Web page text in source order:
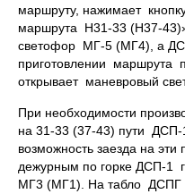
маршруту, нажимает
маршрута Н31-33 (Н37-
светофор МГ-5 (МГ4), а
приготовлении маршрута
открывает маневровый
При необходимости
на 31-33 (37-43) пути
возможность заезда на эти
дежурным по горке ДСП-1
МГ3 (МГ1). На табло ДСПГ